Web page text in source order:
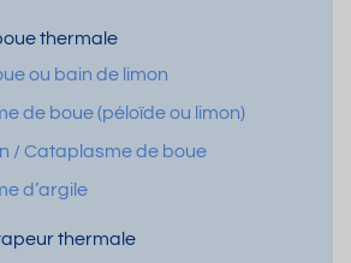
thermale
ou bain de limon
de boue (péloïde ou limon)
/ Cataplasme de boue
d’argile
thermale